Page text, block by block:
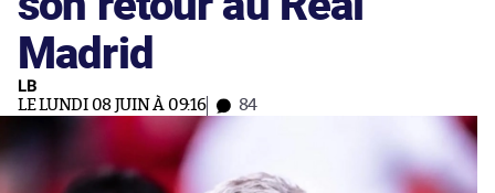
Madrid
LB
LE LUNDI 08 JUIN À 09:16 84